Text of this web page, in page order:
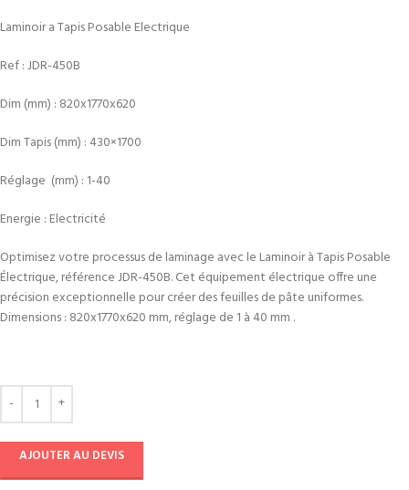
Laminoir a Tapis Posable Electrique
Ref :JDR-450B
Dim (mm) : 820x1770x620
Dim Tapis (mm) : 430×1700
Réglage (mm) : 1-40
Energie : Electricité
Optimisez votre processus de laminage avec le Laminoir à Tapis Posable
Électrique, référence JDR-450B. Cet équipement électrique offre une
précision exceptionnelle pour créer des feuilles de pâte uniformes.
Dimensions : 820x1770x620 mm, réglage de 1 à 40 mm .
AJOUTER AU DEVIS